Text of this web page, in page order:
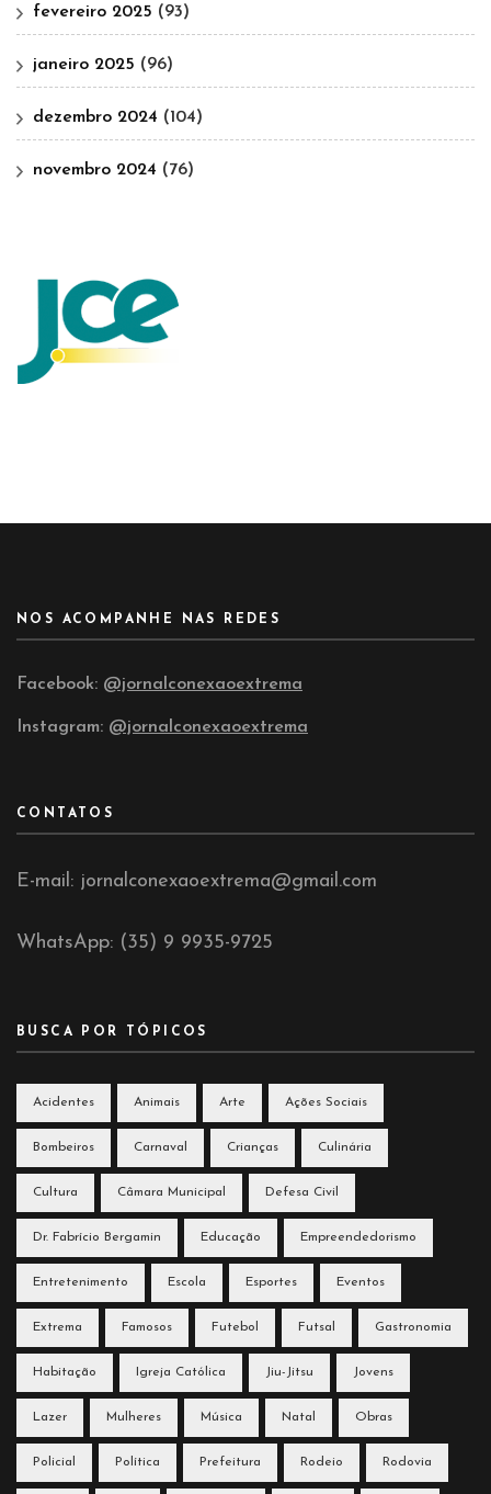
fevereiro 2025 (93)
janeiro 2025 (96)
dezembro 2024 (104)
novembro 2024 (76)
NOS ACOMPANHE NAS REDES
Facebook: @jornalconexaoextrema
Instagram: @jornalconexaoextrema
CONTATOS
E-mail: jornalconexaoextrema@gmail.com
WhatsApp: (35) 9 9935-9725
BUSCA POR TÓPICOS
Acidentes Animais Arte Ações Sociais
Bombeiros Carnaval Crianças Culinária
Cultura Câmara Municipal Defesa Civil
Dr. Fabrício Bergamin Educação Empreendedorismo
Entretenimento Escola Esportes Eventos
Extrema Famosos Futebol Futsal Gastronomia
Habitação Igreja Católica Jiu-Jitsu Jovens
Lazer Mulheres Música Natal Obras
Policial Política Prefeitura Rodeio Rodovia